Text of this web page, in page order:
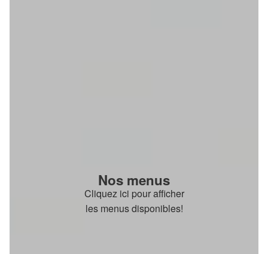
Nos menus
Cliquez ici pour afficher
les menus disponibles!